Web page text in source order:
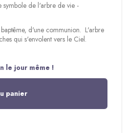
de l'arbre de vie -
d'une communion. L'arbre
qui s'envolent vers le Ciel.
le jour même !
panier